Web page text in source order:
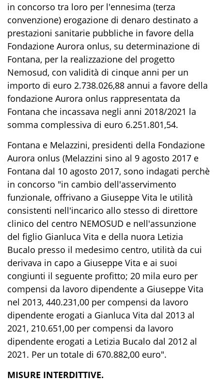
in concorso tra loro per l'ennesima (terza
convenzione) erogazione di denaro destinato a
prestazioni sanitarie pubbliche in favore della
Fondazione Aurora onlus, su determinazione di
Fontana, per la realizzazione del progetto
Nemosud, con validità di cinque anni per un
importo di euro 2.738.026,88 annui a favore della
fondazione Aurora onlus rappresentata da
Fontana che incassava negli anni 2018/2021 la
somma complessiva di euro 6.251.801,54.
Fontana e Melazzini, presidenti della Fondazione
Aurora onlus (Melazzini sino al 9 agosto 2017 e
Fontana dal 10 agosto 2017, sono indagati perchè
in concorso "in cambio dell'asservimento
funzionale, offrivano a Giuseppe Vita le utilità
consistenti nell'incarico allo stesso di direttore
clinico del centro NEMOSUD e nell'assunzione
del figlio Gianluca Vita e della nuora Letizia
Bucalo presso il medesimo centro, utilità da cui
derivava in capo a Giuseppe Vita e ai suoi
congiunti il seguente profitto; 20 mila euro per
compensi da lavoro dipendente a Giuseppe Vita
nel 2013, 440.231,00 per compensi da lavoro
dipendente erogati a Gianluca Vita dal 2013 al
2021, 210.651,00 per compensi da lavoro
dipendente erogati a Letizia Bucalo dal 2012 al
2021. Per un totale di 670.882,00 euro".
MISURE INTERDITTIVE.